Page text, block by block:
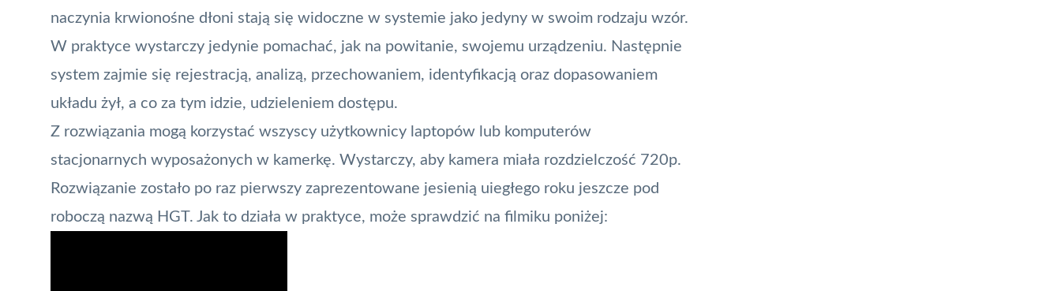
naczynia krwionośne dłoni stają się widoczne w systemie jako jedyny w swoim rodzaju wzór.
W praktyce wystarczy jedynie pomachać, jak na powitanie, swojemu urządzeniu. Następnie
system zajmie się rejestracją, analizą, przechowaniem, identyfikacją oraz dopasowaniem
układu żył, a co za tym idzie, udzieleniem dostępu.
Z rozwiązania mogą korzystać wszyscy użytkownicy laptopów lub komputerów
stacjonarnych wyposażonych w kamerkę. Wystarczy, aby kamera miała rozdzielczość 720p.
Rozwiązanie zostało po raz pierwszy zaprezentowane jesienią uiegłego roku jeszcze pod
roboczą nazwą HGT. Jak to działa w praktyce, może sprawdzić na filmiku poniżej: